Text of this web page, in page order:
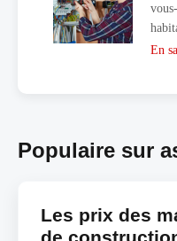
En
Populaire sur
Les prix des